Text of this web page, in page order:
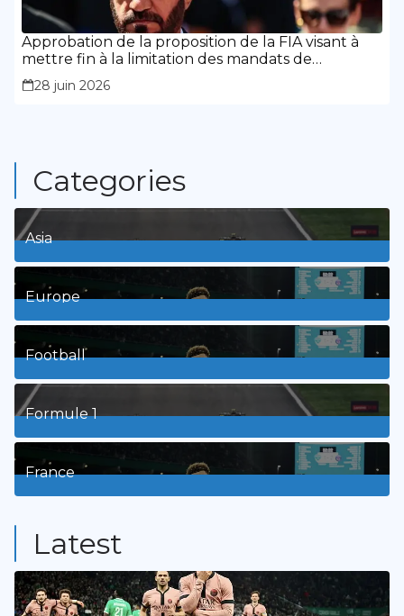
Approbation de la proposition de la FIA visant à
mettre fin à la limitation des mandats de
présidence
28 juin 2026
Categories
Asia
1Posts
Europe
3Posts
Football
8Posts
Formule 1
3Posts
France
Latest